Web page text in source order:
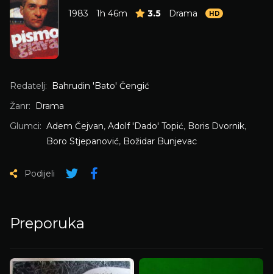
1983 1h 46m 3.5 Drama HD
Redatelj:
Bahrudin 'Bato' Čengić
Žanr:
Drama
Glumci: Adem Čejvan, Adolf 'Dado' Topić, Boris Dvornik,
Boro Stjepanović, Božidar Bunjevac
Podijeli
Preporuka